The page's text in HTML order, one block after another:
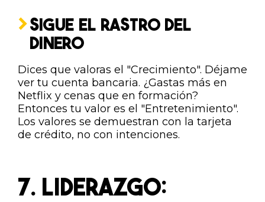
SIGUE EL RASTRO DEL
DINERO
Dices que valoras el "Crecimiento". Déjame
ver tu cuenta bancaria. ¿Gastas más en
Netflix y cenas que en formación?
Entonces tu valor es el "Entretenimiento".
Los valores se demuestran con la tarjeta
de crédito, no con intenciones.
7. LIDERAZGO: